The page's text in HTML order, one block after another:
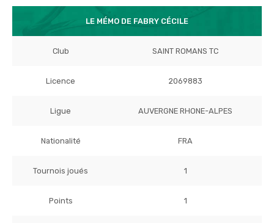
LE MÉMO DE FABRY CÉCILE
Club SAINT ROMANS TC
Licence 2069883
Ligue AUVERGNE RHONE-ALPES
Nationalité FRA
Tournois joués 1
Points 1